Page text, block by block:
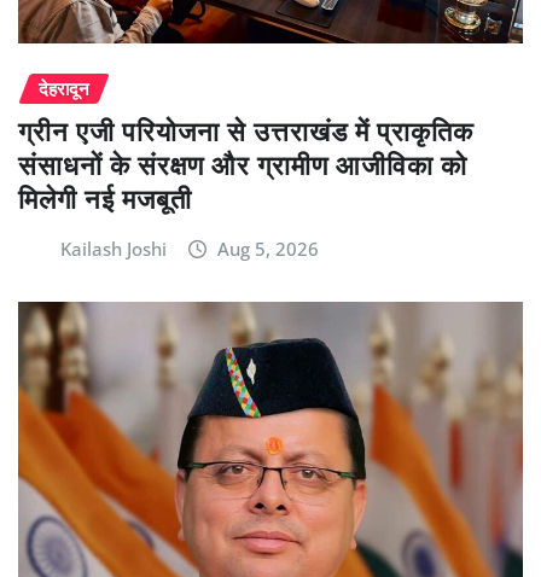
देहरादून
ग्रीन एजी परियोजना से उत्तराखंड में प्राकृतिक
संसाधनों के संरक्षण और ग्रामीण आजीविका को
मिलेगी नई मजबूती
Kailash Joshi Aug 5, 2026